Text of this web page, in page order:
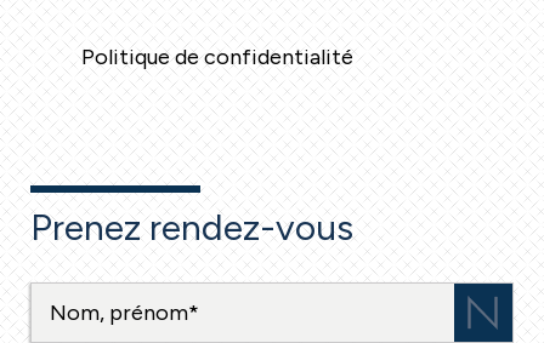
Politique de confidentialité
Prenez rendez-vous